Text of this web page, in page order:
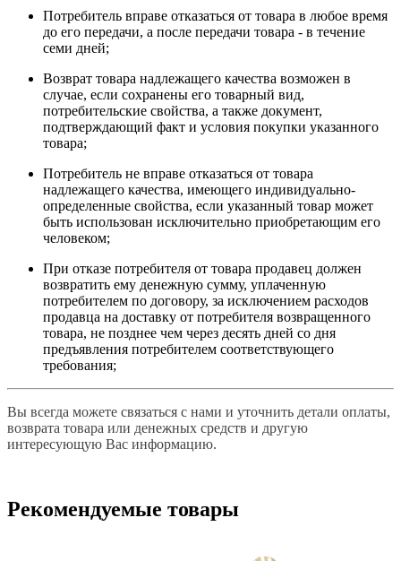
Потребитель вправе отказаться от товара в любое время
до его передачи, а после передачи товара - в течение
семи дней;
Возврат товара надлежащего качества возможен в
случае, если сохранены его товарный вид,
потребительские свойства, а также документ,
подтверждающий факт и условия покупки указанного
товара;
Потребитель не вправе отказаться от товара
надлежащего качества, имеющего индивидуально-
определенные свойства, если указанный товар может
быть использован исключительно приобретающим его
человеком;
При отказе потребителя от товара продавец должен
возвратить ему денежную сумму, уплаченную
потребителем по договору, за исключением расходов
продавца на доставку от потребителя возвращенного
товара, не позднее чем через десять дней со дня
предъявления потребителем соответствующего
требования;
Вы всегда можете связаться с нами и уточнить детали оплаты,
возврата товара или денежных средств и другую
интересующую Вас информацию.
Рекомендуемые товары